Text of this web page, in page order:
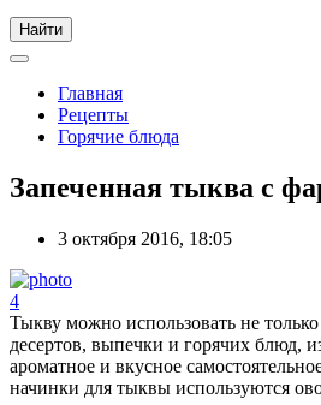
Главная
Рецепты
Горячие блюда
Запеченная тыква с
3 октября 2016, 18:05
4
Тыкву можно использовать не
десертов, выпечки и горячих блюд,
ароматное и вкусное
начинки для тыквы используются